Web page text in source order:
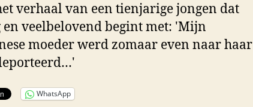
verhaal van een tienjarige jongen dat
veelbelovend begint met: 'Mijn
moeder werd zomaar even naar haar
WhatsApp